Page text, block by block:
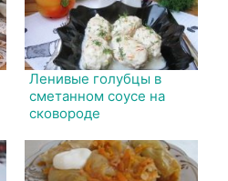
Ленивые голубцы в
сметанном соусе на
сковороде